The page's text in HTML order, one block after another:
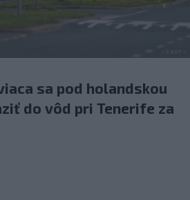
sa pod holandskou
do vôd pri Tenerife za